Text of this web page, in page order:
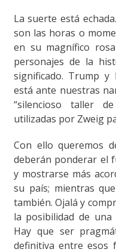
La suerte está
son las horas o
en su magnífico
personajes de la
significado. Trump y
está ante nuestras
“silencioso taller
utilizadas por Zweig
Con ello queremos
deberán ponderar el
y mostrarse más
su país; mientras
también. Ojalá y
la posibilidad de
Hay que ser
definitiva entre esos